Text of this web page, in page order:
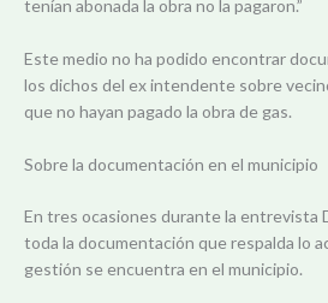
tenían abonada la obra no la pagaron.”
Este medio no ha podido encontrar
los dichos del ex intendente sobre
que no hayan pagado la obra de gas.
Sobre la documentación en el municipio
En tres ocasiones durante la entrevista
toda la documentación que respalda lo
gestión se encuentra en el municipio.